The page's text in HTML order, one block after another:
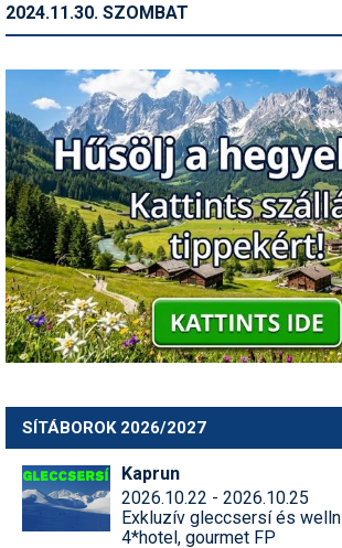
2024.11.30. SZOMBAT
SÍTÁBOROK 2026/2027
Kaprun
2026.10.22 - 2026.10.25
Exkluzív gleccsersí és welln
4*hotel, gourmet FP